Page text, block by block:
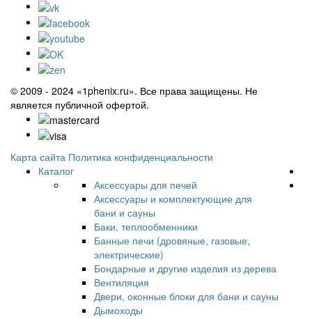
© 2009 - 2024 «1phenix.ru». Все права защищены. Не
является публичной офертой.
Карта сайта Политика конфиденциальности
Каталог
Аксессуары для печей
Аксессуары и комплектующие для
бани и сауны
Баки, теплообменники
Банные печи (дровяные, газовые,
электрические)
Бондарные и другие изделия из дерева
Вентиляция
Двери, оконные блоки для бани и сауны
Дымоходы